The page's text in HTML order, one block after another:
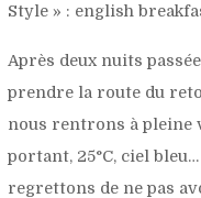
Style » : english
Après deux nuits
prendre la route du
nous rentrons à pleine
portant, 25°C, ciel
regrettons de ne pas